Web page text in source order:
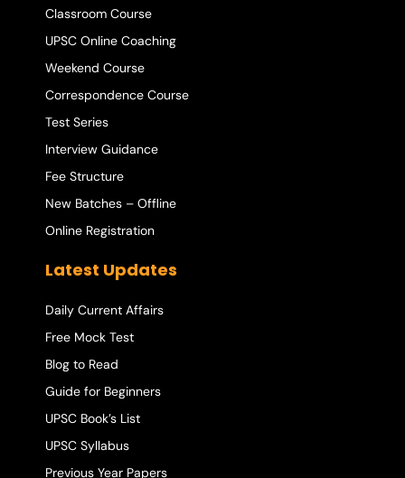
Classroom Course
UPSC Online Coaching
Weekend Course
Correspondence Course
Test Series
Interview Guidance
Fee Structure
New Batches – Offline
Online Registration
Latest Updates
Daily Current Affairs
Free Mock Test
Blog to Read
Guide for Beginners
UPSC Book’s List
UPSC Syllabus
Previous Year Papers